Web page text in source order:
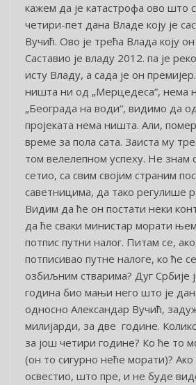
кажем да је катастрофа ово што
четири-пет дана Владе коју је
Вучић. Ово је трећа Влада коју
Саставио је владу 2012. па је
исту Владу, а сада је он
ништа ни од „Мерцедеса“, нема
„Београда на води“, видимо да
пројеката нема ништа. Али,
време за пола сата. Заиста му
том велелепном успеху. Не знам
сетио, са свим својим страним
саветницима, да тако регулише
Видим да ће он постати неки
да ће сваки министар морати
потпис путни налог. Питам се,
потписивао путне налоге, ко ће
озбиљним стварима? Дуг Србије
година био мањи него што је
односно Александар Вучић,
милијарди, за две године.
за још четири године? Ко ће то
(он то сигурно неће морати)?
освестио, што пре, и не буде